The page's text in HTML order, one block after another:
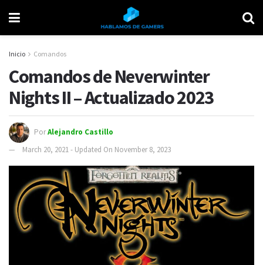
Inicio Comandos
Comandos de Neverwinter
Nights II – Actualizado 2023
PorAlejandro Castillo
March 20, 2021 - Updated On November 8, 2023